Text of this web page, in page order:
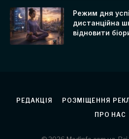
Режим дня
дистанційна
відновити
РЕДАКЦІЯ РОЗМІЩЕННЯ
ПРО НАС